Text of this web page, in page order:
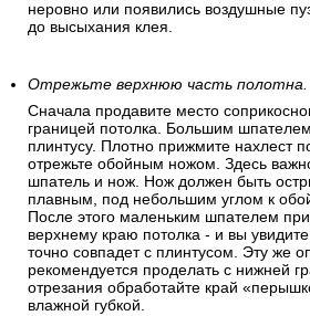
неровно или появились воздушные
до высыхания клея.
Отрежьте верхнюю часть полотна.
Сначала продавите место
границей потолка. Большим
плинтусу. Плотно прижмите нахлест
отрежьте обойным ножом. Здесь
шпатель и нож. Нож должен быть
плавным, под небольшим углом к
После этого маленьким шпателем
верхнему краю потолка - и вы
точно совпадет с плинтусом. Эту же
рекомендуется проделать с нижней
отрезания обработайте край
влажной губкой.